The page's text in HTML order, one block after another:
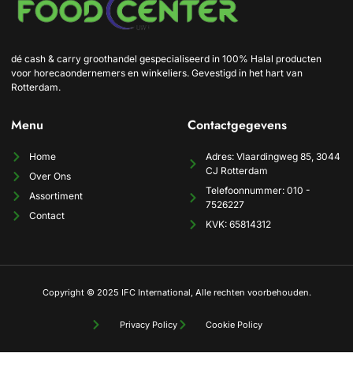
dé cash & carry groothandel gespecialiseerd in 100% Halal producten
voor horecaondernemers en winkeliers. Gevestigd in het hart van
Rotterdam.
Menu
Home
Over Ons
Assortiment
Contact
Contactgegevens
Adres: Vlaardingweg 85, 3044
CJ Rotterdam
Telefoonnummer: 010 -
7526227
KVK: 65814312
Copyright © 2025 IFC International, Alle rechten voorbehouden.
Privacy Policy Cookie Policy